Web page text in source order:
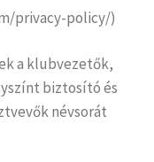
privacy-policy/)
a klubvezetők,
biztosító és
névsorát